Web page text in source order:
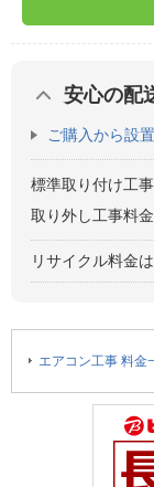
安心の配
ご購入から設
標準取り付け工
取り外し工事料金
リサイクル料金
エアコン工事 料金